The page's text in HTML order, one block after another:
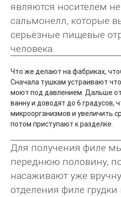
являются носителем
сальмонелл, которые
серьёзные пищевые
человека.
Что же делают на фабриках,
Сначала тушкам устраивают
моют под давлением. Дальше
ванну и доводят до 6 градусов,
микроорганизмов и увеличить
потом приступают к разделке.
Для получения филе
переднюю половину,
насаживают уже
отделения филе